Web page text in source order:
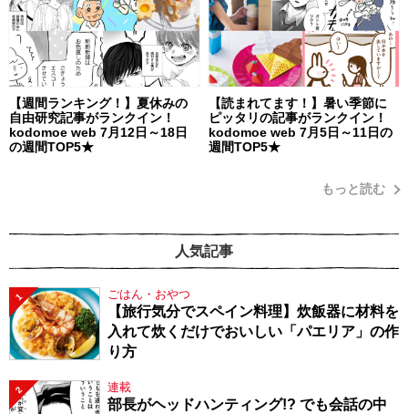
【週間ランキング！】夏休みの
自由研究記事がランクイン！
kodomoe web 7月12日～18日
の週間TOP5★
【読まれてます！】暑い季節に
ピッタリの記事がランクイン！
kodomoe web 7月5日～11日の
週間TOP5★
もっと読む
人気記事
1 ごはん・おやつ
【旅行気分でスペイン料理】炊飯器に材料を
入れて炊くだけでおいしい「パエリア」の作
り方
2 連載
部長がヘッドハンティング!? でも会話の中